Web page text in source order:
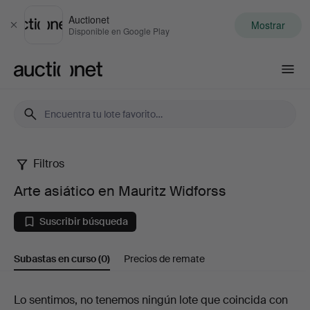
Cerrar
Auctionet
Disponible en Google Play Mostrar
Arte
asiático
en
Mauritz
Filtros
Arte asiático en Mauritz Widforss
Suscribir búsqueda
Subastas en curso(0) Precios de remate
Subastas
Lo sentimos, no tenemos ningún lote que coincida con